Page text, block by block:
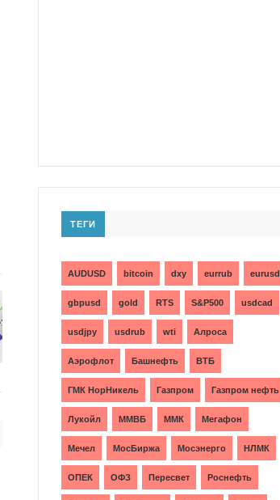
ТЕГИ
AUDUSD bitcoin dxy eurrub eurusd
gbpusd gold RTS S&P500 usdcad
usdjpy usdrub wti Алроса
Аэрофлот Башнефть ВТБ
ГМК НорНикель Газпром Газпром нефть
Лукойл ММВБ ММК Мегафон
Мечел МосБиржа Мосэнерго НЛМК
ОПЕК ОФЗ Пересвет Роснефть